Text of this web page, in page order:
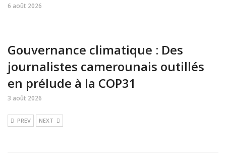
6 août 2026
Gouvernance climatique : Des
journalistes camerounais outillés
en prélude à la COP31
3 août 2026
PREV NEXT